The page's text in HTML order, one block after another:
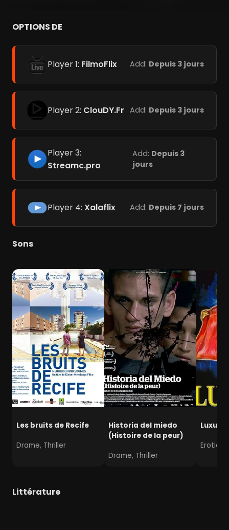
OPTIONS DE
Player 1: FilmoFlix Add: Depuis 3 jours
Player 2: ClouDY.Fr Add: Depuis 3 jours
Player 3:
Streamc.pro
Add: Depuis 3
jours
Player 4: Xalaflix Add: Depuis 7 jours
Sons
Les bruits de Recife
Drame, Thriller
Historia del miedo
(Histoire de la peur)
Drame, Thriller
Luxure
Erotique
Littérature